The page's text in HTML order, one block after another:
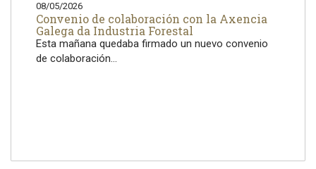
08/05/2026
Convenio de colaboración con la Axencia
Galega da Industria Forestal
Esta mañana quedaba firmado un nuevo convenio
de colaboración...